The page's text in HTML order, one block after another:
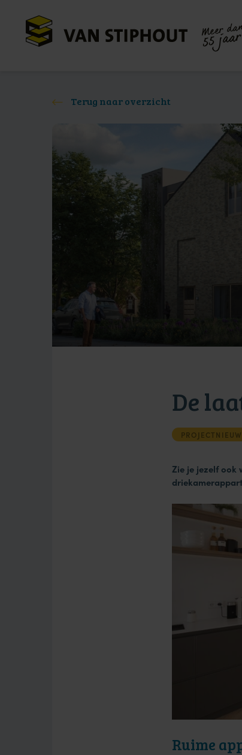
Meer
55 jaar
Terug naar overzicht
De
Zie je jezelf ook
Ruime